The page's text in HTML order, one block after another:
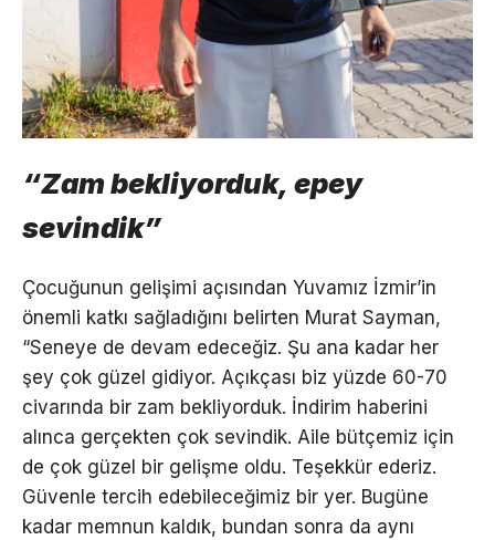
“Zam bekliyorduk, epey
sevindik”
Çocuğunun gelişimi açısından Yuvamız İzmir’in
önemli katkı sağladığını belirten Murat Sayman,
“Seneye de devam edeceğiz. Şu ana kadar her
şey çok güzel gidiyor. Açıkçası biz yüzde 60-70
civarında bir zam bekliyorduk. İndirim haberini
alınca gerçekten çok sevindik. Aile bütçemiz için
de çok güzel bir gelişme oldu. Teşekkür ederiz.
Güvenle tercih edebileceğimiz bir yer. Bugüne
kadar memnun kaldık, bundan sonra da aynı